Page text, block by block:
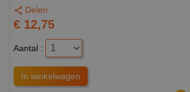
Delen
€ 12,75
Aantal :